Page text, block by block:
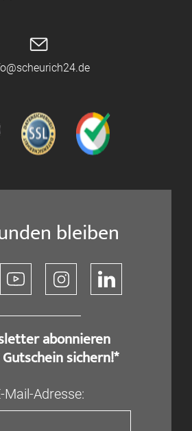
bleiben
abonnieren
sichern!*
Mail-Adresse: